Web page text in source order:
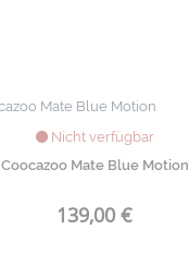
Nicht verfügbar
Coocazoo Mate Blue Motion
139,00 €